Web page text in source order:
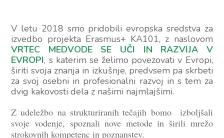
V letu 2018 smo pridobili evropska sredstva za
izvedbo projekta Erasmus+ KA101, z naslovom
VRTEC MEDVODE SE UČI IN RAZVIJA V
EVROPI, s katerim se želimo povezovati v Evropi,
širiti svoja znanja in izkušnje, predvsem pa skrbeti
za svoj osebni in profesionalni razvoj in s tem za
dvig kakovosti dela z našimi najmlajšimi.
Z udeležbo na strukturiranih tečajih bomo izboljšali
svoje vodenje, spoznali nove metode in širili mrežo
strokovnih kompetenc in poznanstev.